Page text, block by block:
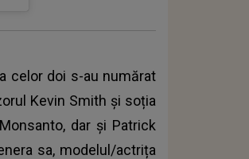
celor doi s-au numărat
Kevin Smith și soția
dar și Patrick
sa, modelul/actrița